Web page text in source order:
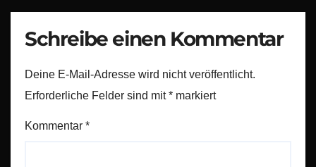
Schreibe einen Kommentar
Deine E-Mail-Adresse wird nicht veröffentlicht.
Erforderliche Felder sind mit* markiert
Kommentar *